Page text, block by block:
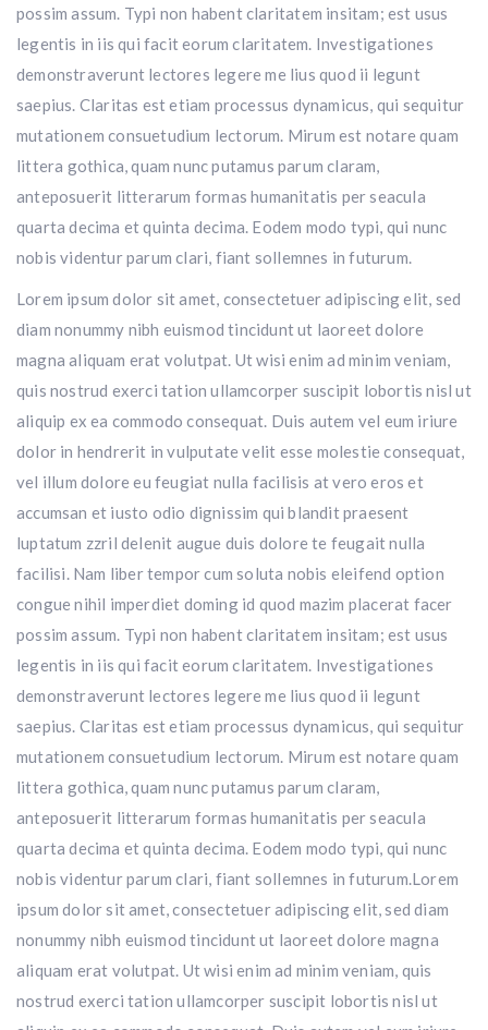
possim assum. Typi non habent claritatem insitam; est usus
legentis in iis qui facit eorum claritatem. Investigationes
demonstraverunt lectores legere me lius quod ii legunt
saepius. Claritas est etiam processus dynamicus, qui sequitur
mutationem consuetudium lectorum. Mirum est notare quam
littera gothica, quam nunc putamus parum claram,
anteposuerit litterarum formas humanitatis per seacula
quarta decima et quinta decima. Eodem modo typi, qui nunc
nobis videntur parum clari, fiant sollemnes in futurum.
Lorem ipsum dolor sit amet, consectetuer adipiscing elit, sed
diam nonummy nibh euismod tincidunt ut laoreet dolore
magna aliquam erat volutpat. Ut wisi enim ad minim veniam,
quis nostrud exerci tation ullamcorper suscipit lobortis nisl ut
aliquip ex ea commodo consequat. Duis autem vel eum iriure
dolor in hendrerit in vulputate velit esse molestie consequat,
vel illum dolore eu feugiat nulla facilisis at vero eros et
accumsan et iusto odio dignissim qui blandit praesent
luptatum zzril delenit augue duis dolore te feugait nulla
facilisi. Nam liber tempor cum soluta nobis eleifend option
congue nihil imperdiet doming id quod mazim placerat facer
possim assum. Typi non habent claritatem insitam; est usus
legentis in iis qui facit eorum claritatem. Investigationes
demonstraverunt lectores legere me lius quod ii legunt
saepius. Claritas est etiam processus dynamicus, qui sequitur
mutationem consuetudium lectorum. Mirum est notare quam
littera gothica, quam nunc putamus parum claram,
anteposuerit litterarum formas humanitatis per seacula
quarta decima et quinta decima. Eodem modo typi, qui nunc
nobis videntur parum clari, fiant sollemnes in futurum.Lorem
ipsum dolor sit amet, consectetuer adipiscing elit, sed diam
nonummy nibh euismod tincidunt ut laoreet dolore magna
aliquam erat volutpat. Ut wisi enim ad minim veniam, quis
nostrud exerci tation ullamcorper suscipit lobortis nisl ut